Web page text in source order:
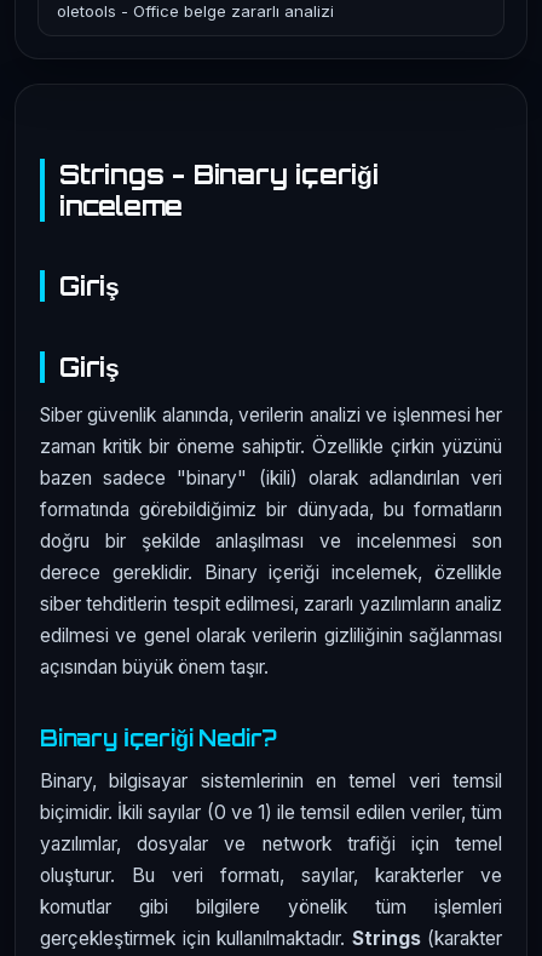
Strings - Binary içeriği
inceleme
Giriş
Giriş
Siber güvenlik alanında, verilerin analizi ve işlenmesi her
zaman kritik bir öneme sahiptir. Özellikle çirkin yüzünü
bazen sadece "binary" (ikili) olarak adlandırılan veri
formatında görebildiğimiz bir dünyada, bu formatların
doğru bir şekilde anlaşılması ve incelenmesi son
derece gereklidir. Binary içeriği incelemek, özellikle
siber tehditlerin tespit edilmesi, zararlı yazılımların analiz
edilmesi ve genel olarak verilerin gizliliğinin sağlanması
açısından büyük önem taşır.
Binary İçeriği Nedir?
Binary, bilgisayar sistemlerinin en temel veri temsil
biçimidir. İkili sayılar (0 ve 1) ile temsil edilen veriler, tüm
yazılımlar, dosyalar ve network trafiği için temel
oluşturur. Bu veri formatı, sayılar, karakterler ve
komutlar gibi bilgilere yönelik tüm işlemleri
gerçekleştirmek için kullanılmaktadır. Strings(karakter
oletools - Office belge zararlı analizi